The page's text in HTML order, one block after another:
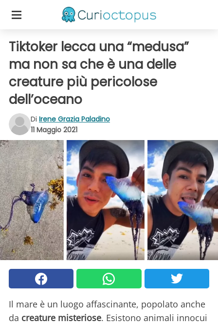
Tiktoker lecca una “medusa”
ma non sa che è una delle
creature più pericolose
dell’oceano
Di Irene Grazia Paladino
11 Maggio 2021
Il mare è un luogo affascinante, popolato anche
da creature misteriose. Esistono animali innocui